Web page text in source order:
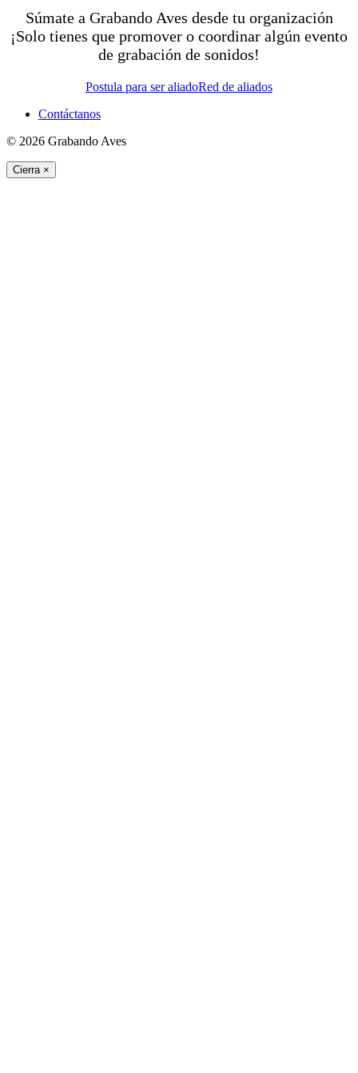
Súmate a Grabando Aves desde tu organización
¡Solo tienes que promover o coordinar algún evento
de grabación de sonidos!
Postula para ser aliadoRed de aliados
Contáctanos
© 2026 Grabando Aves
Cierra ×